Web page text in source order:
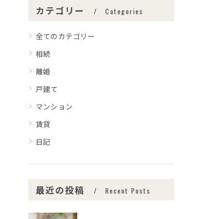
カテゴリー Categories
全てのカテゴリー
相続
離婚
戸建て
マンション
賃貸
日記
最近の投稿 Recent Posts